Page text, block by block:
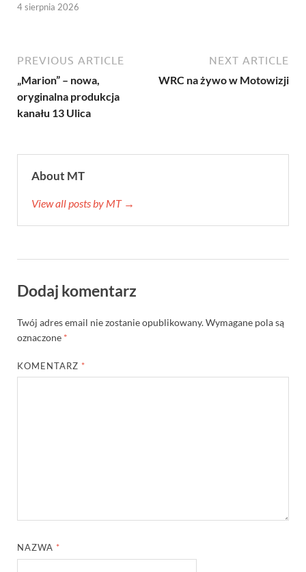
4 sierpnia 2026
PREVIOUS ARTICLE
„Marion” – nowa,
oryginalna produkcja
kanału 13 Ulica
NEXT ARTICLE
WRC na żywo w Motowizji
About MT
View all posts by MT →
Dodaj komentarz
Twój adres email nie zostanie opublikowany.Wymagane pola są
oznaczone *
KOMENTARZ *
NAZWA *